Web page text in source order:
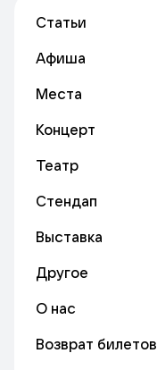
Статьи
Афиша
Места
Концерт
Театр
Стендап
Выставка
Другое
О нас
Возврат билетов